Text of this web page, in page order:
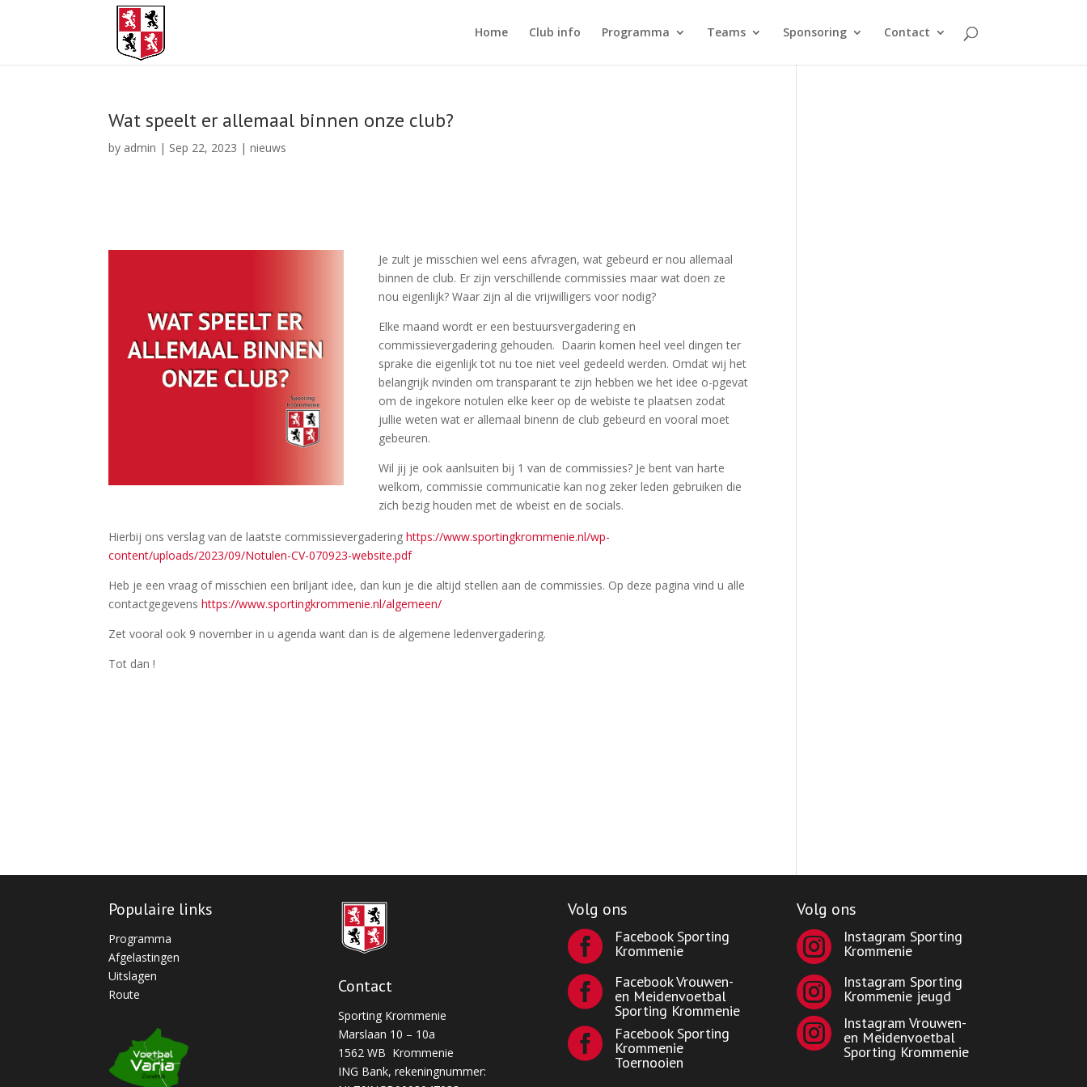
Home Club info Programma Teams Sponsoring Contact
Wat speelt er allemaal binnen onze club?
by admin | Sep 22, 2023 |nieuws
Je zult je misschien wel eens afvragen, wat gebeurd er nou allemaal
binnen de club. Er zijn verschillende commissies maar wat doen ze
nou eigenlijk? Waar zijn al die vrijwilligers voor nodig?
Elke maand wordt er een bestuursvergadering en
commissievergadering gehouden. Daarin komen heel veel dingen ter
sprake die eigenlijk tot nu toe niet veel gedeeld werden. Omdat wij het
belangrijk nvinden om transparant te zijn hebben we het idee o-pgevat
om de ingekore notulen elke keer op de webiste te plaatsen zodat
jullie weten wat er allemaal binenn de club gebeurd en vooral moet
gebeuren.
Wil jij je ook aanlsuiten bij 1 van de commissies? Je bent van harte
welkom, commissie communicatie kan nog zeker leden gebruiken die
zich bezig houden met de wbeist en de socials.
Hierbij ons verslag van de laatste commissievergaderinghttps://www.sportingkrommenie.nl/wp-
content/uploads/2023/09/Notulen-CV-070923-website.pdf
Heb je een vraag of misschien een briljant idee, dan kun je die altijd stellen aan de commissies. Op deze pagina vind u alle
contactgegevenshttps://www.sportingkrommenie.nl/algemeen/
Zet vooral ook 9 november in u agenda want dan is de algemene ledenvergadering.
Tot dan !
Populaire links
Programma
Afgelastingen
Uitslagen
Route
Contact
Sporting Krommenie
Marslaan 10 – 10a
1562 WB Krommenie
ING Bank, rekeningnummer:
Volg ons
 Facebook Sporting
Krommenie
 Facebook Vrouwen-
en Meidenvoetbal
Sporting Krommenie
 Facebook Sporting
Krommenie
Toernooien
Volg ons
 Instagram Sporting
Krommenie
 Instagram Sporting
Krommenie jeugd
 Instagram Vrouwen-
en Meidenvoetbal
Sporting Krommenie